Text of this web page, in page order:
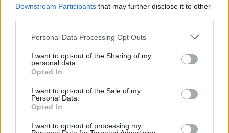
Downstream Participants that may further disclose it to other
Personal Data Processing Opt Outs
I want to opt-out of the Sharing of my
personal data.
Opted In
I want to opt-out of the Sale of my
Personal Data.
Opted In
I want to opt-out of processing my
Populaires
Ce cancer mortel explose chez les personnes nées après 1980 : le
symptôme à repérer